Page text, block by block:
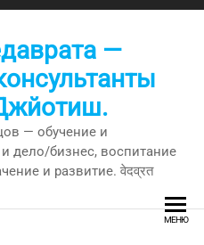
—
— обучение и
дело/бизнес, воспитание
и развитие. वेदव्रत
МЕНЮ